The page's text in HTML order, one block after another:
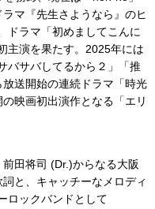
マ『先生さようなら』のヒ
ドラマ「初めましてこんに
主演を果たす。2025年には
バサバしてるから２」「推
送開始の連続ドラマ「時光
映画初出演作となる「エリ
田将司 (Dr.)からなる大阪
と、キャッチーなメロディ
ロックバンドとして